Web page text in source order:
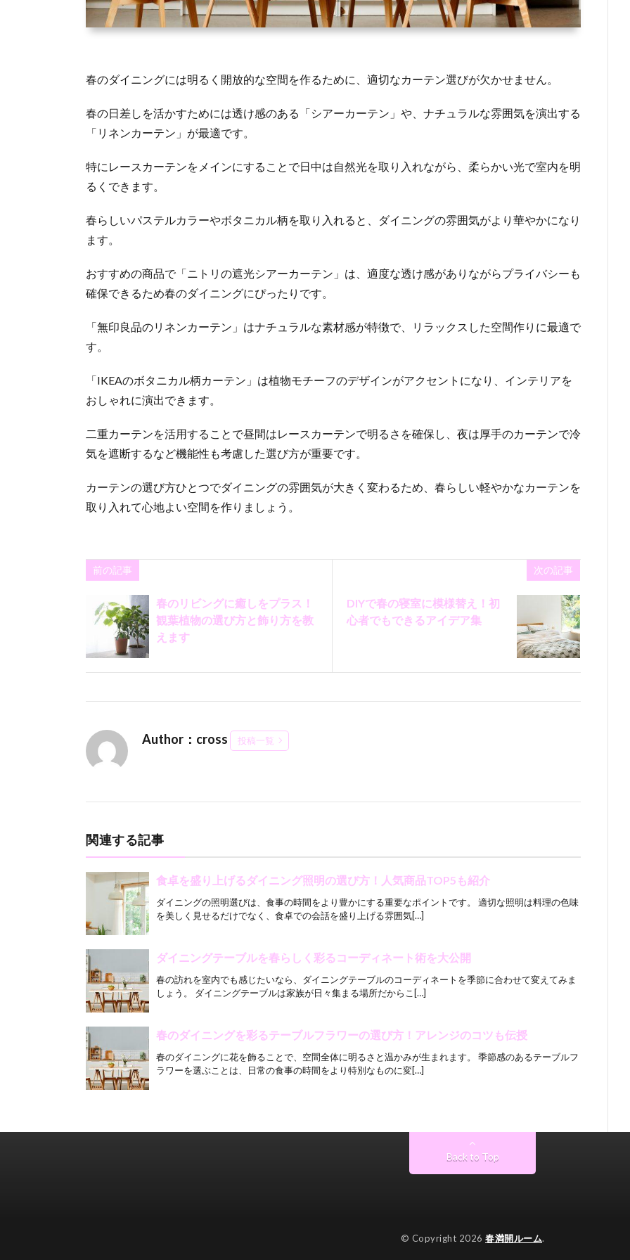
春のダイニングには明るく開放的な空間を作るために、適切なカーテン選びが欠かせません。
春の日差しを活かすためには透け感のある「シアーカーテン」や、ナチュラルな雰囲気を演出する
「リネンカーテン」が最適です。
特にレースカーテンをメインにすることで日中は自然光を取り入れながら、柔らかい光で室内を明
るくできます。
春らしいパステルカラーやボタニカル柄を取り入れると、ダイニングの雰囲気がより華やかになり
ます。
おすすめの商品で「ニトリの遮光シアーカーテン」は、適度な透け感がありながらプライバシーも
確保できるため春のダイニングにぴったりです。
「無印良品のリネンカーテン」はナチュラルな素材感が特徴で、リラックスした空間作りに最適で
す。
「IKEAのボタニカル柄カーテン」は植物モチーフのデザインがアクセントになり、インテリアを
おしゃれに演出できます。
二重カーテンを活用することで昼間はレースカーテンで明るさを確保し、夜は厚手のカーテンで冷
気を遮断するなど機能性も考慮した選び方が重要です。
カーテンの選び方ひとつでダイニングの雰囲気が大きく変わるため、春らしい軽やかなカーテンを
取り入れて心地よい空間を作りましょう。
前の記事
春のリビングに癒しをプラス！
観葉植物の選び方と飾り方を教
えます
次の記事
DIYで春の寝室に模様替え！初
心者でもできるアイデア集
Author：cross 投稿一覧
関連する記事
食卓を盛り上げるダイニング照明の選び方！人気商品TOP5も紹介
ダイニングの照明選びは、食事の時間をより豊かにする重要なポイントです。 適切な照明は料理の色味
を美しく見せるだけでなく、食卓での会話を盛り上げる雰囲気[…]
ダイニングテーブルを春らしく彩るコーディネート術を大公開
春の訪れを室内でも感じたいなら、ダイニングテーブルのコーディネートを季節に合わせて変えてみま
しょう。 ダイニングテーブルは家族が日々集まる場所だからこ[…]
春のダイニングを彩るテーブルフラワーの選び方！アレンジのコツも伝授
春のダイニングに花を飾ることで、空間全体に明るさと温かみが生まれます。 季節感のあるテーブルフ
ラワーを選ぶことは、日常の食事の時間をより特別なものに変[…]
Back to Top
© Copyright 2026 春満開ルーム.